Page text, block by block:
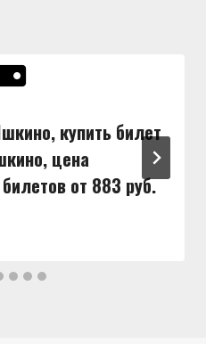
купить билет
цена
от 883 руб.